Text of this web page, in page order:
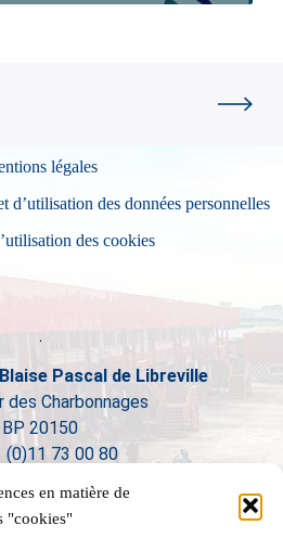
en matière de
"cookies"
légales
d’utilisation des données personnelles
des cookies
Pascal de Libreville
des Charbonnages
BP 20150
(0)11 73 00 80